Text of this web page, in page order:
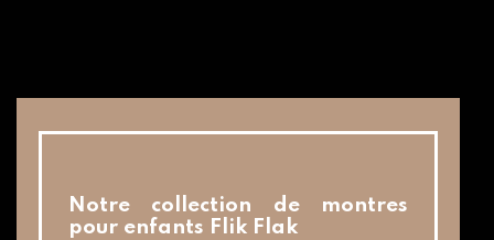
Notre collection de montres
pour enfants Flik Flak